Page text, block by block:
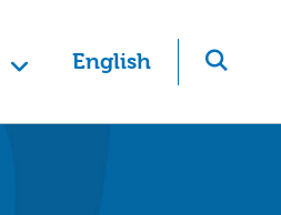
English